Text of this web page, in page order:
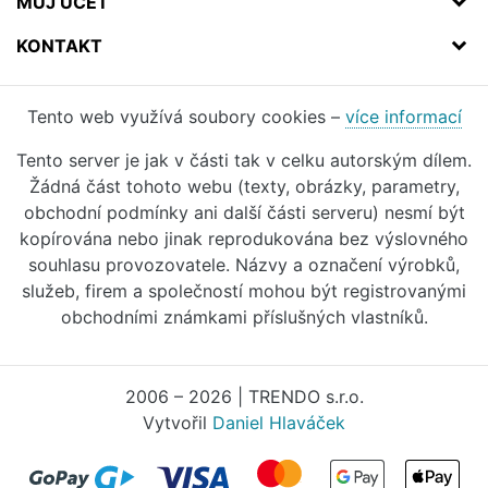
KONTAKT
Tento web využívá soubory cookies – více informací
Tento server je jak v části tak v celku autorským dílem.
Žádná část tohoto webu (texty, obrázky, parametry,
obchodní podmínky ani další části serveru) nesmí být
kopírována nebo jinak reprodukována bez výslovného
souhlasu provozovatele. Názvy a označení výrobků,
služeb, firem a společností mohou být registrovanými
obchodními známkami příslušných vlastníků.
2006 – 2026 | TRENDO s.r.o.
Vytvořil Daniel Hlaváček